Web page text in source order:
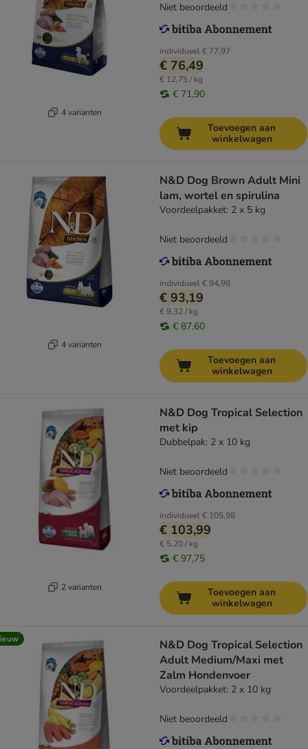
4 varianten
individueel€ 77,97
€ 76,49
€ 12,75 / kg
€ 71,90
Niet beoordeeld
Toevoegen aan
winkelwagen
4 varianten
N&D Dog Brown Adult Mini
lam, wortel en spirulina
Voordeelpakket: 2 x 5 kg
individueel€ 94,98
€ 93,19
€ 9,32 / kg
€ 87,60
Niet beoordeeld
Toevoegen aan
winkelwagen
2 varianten
N&D Dog Tropical Selection
met kip
Dubbelpak: 2 x 10 kg
individueel€ 105,98
€ 103,99
€ 5,20 / kg
€ 97,75
Niet beoordeeld
Toevoegen aan
winkelwagen
N&D Dog Tropical Selection
Adult Medium/Maxi met
Zalm Hondenvoer
Voordeelpakket: 2 x 10 kg
Niet beoordeeld